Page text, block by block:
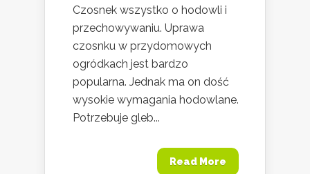
Czosnek wszystko o hodowli i
przechowywaniu. Uprawa
czosnku w przydomowych
ogródkach jest bardzo
popularna. Jednak ma on dość
wysokie wymagania hodowlane.
Potrzebuje gleb...
Read More